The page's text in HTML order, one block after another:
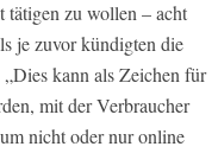
zu wollen – acht
je zuvor kündigten die
kann als Zeichen für
mit der Verbraucher
nicht oder nur online